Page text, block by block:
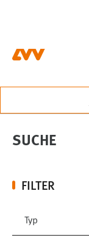
SUCHE
FILTER
Typ